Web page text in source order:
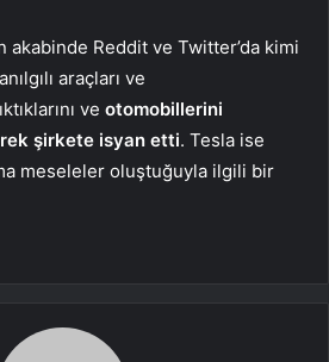
akabinde Reddit ve Twitter’da kimi
araçları ve
ve otomobillerini
şirkete isyan etti. Tesla ise
meseleler oluştuğuyla ilgili bir